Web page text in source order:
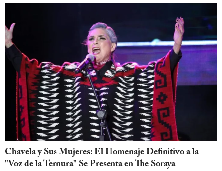
Chavela y Sus Mujeres: El Homenaje Definitivo a la
"Voz de la Ternura" Se Presenta en The Soraya